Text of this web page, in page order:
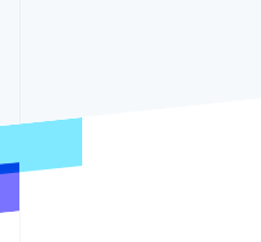
CO₂-Entnahme